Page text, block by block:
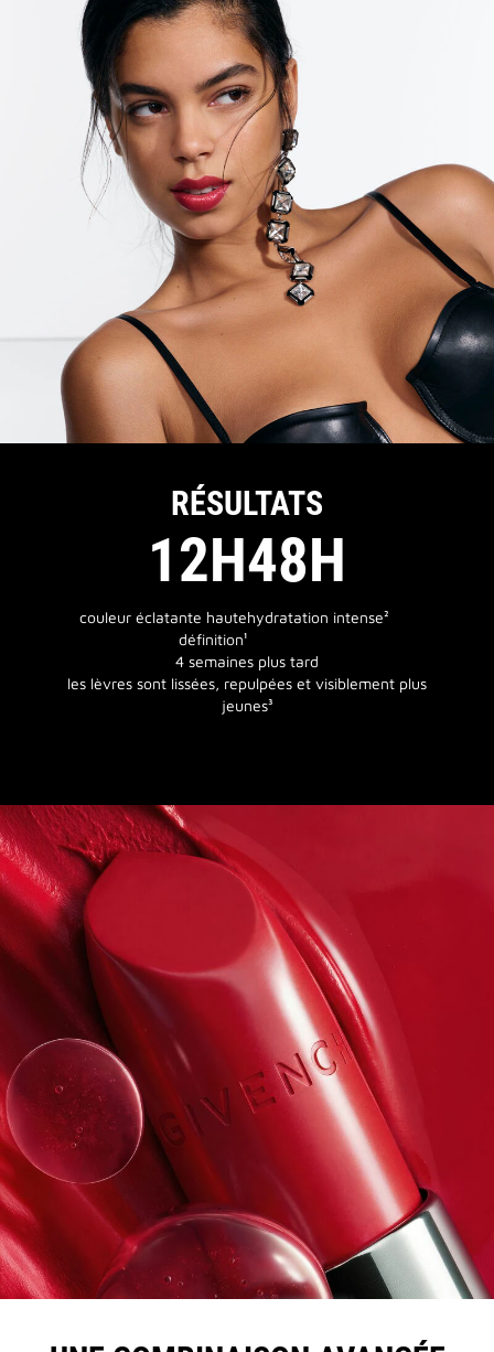
RÉSULTATS
12H
couleur éclatante haute
définition¹
48H
hydratation intense²
4 semaines plus tard
les lèvres sont lissées, repulpées et visiblement plus
jeunes³